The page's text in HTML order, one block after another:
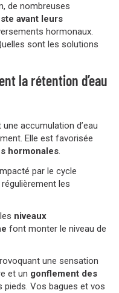
de nombreuses
avant leurs
hormonaux.
sont les solutions
la rétention d’eau
accumulation d’eau
Elle est favorisée
hormonales.
par le cycle
les
niveaux
font monter le niveau de
une sensation
et un gonflement des
pieds. Vos bagues et vos